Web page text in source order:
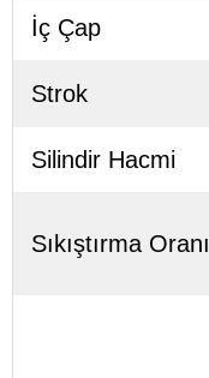
İç Çap
Strok
Silindir Hacmi
Sıkıştırma Oranı